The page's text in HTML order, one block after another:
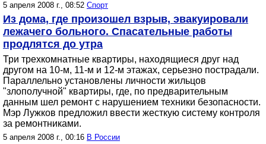
5 апреля 2008 г., 08:52 Спорт
Из дома, где произошел взрыв, эвакуировали
лежачего больного. Спасательные работы
продлятся до утра
Три трехкомнатные квартиры, находящиеся друг над
другом на 10-м, 11-м и 12-м этажах, серьезно пострадали.
Параллельно установлены личности жильцов
"злополучной" квартиры, где, по предварительным
данным шел ремонт с нарушением техники безопасности.
Мэр Лужков предложил ввести жесткую систему контроля
за ремонтниками.
5 апреля 2008 г., 00:16 В России